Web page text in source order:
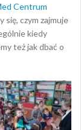
Centrum
się, czym zajmuje
kiedy
też jak dbać o